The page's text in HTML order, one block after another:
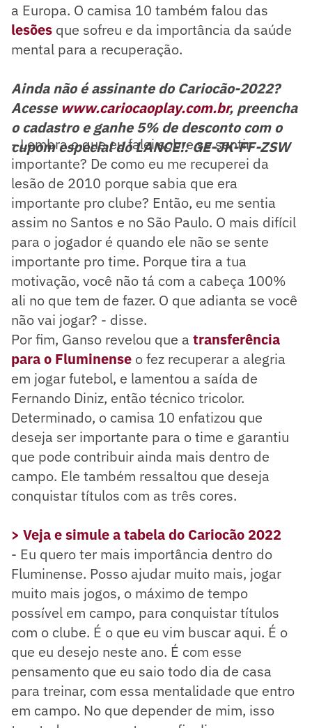
a Europa. O camisa 10 também falou das
lesões que sofreu e da importância da saúde
mental para a recuperação.
Ainda não é assinante do Cariocão-2022?
Acesse www.cariocaoplay.com.br, preencha
o cadastro e ganhe 5% de desconto com o
cupom especial do LANCE!: GE-JK-FF-ZSW
- Lembra o que eu falei sobre se sentir
importante? De como eu me recuperei da
lesão de 2010 porque sabia que era
importante pro clube? Então, eu me sentia
assim no Santos e no São Paulo. O mais difícil
para o jogador é quando ele não se sente
importante pro time. Porque tira a tua
motivação, você não tá com a cabeça 100%
ali no que tem de fazer. O que adianta se você
não vai jogar? - disse.
Por fim, Ganso revelou que a transferência
para o Fluminense o fez recuperar a alegria
em jogar futebol, e lamentou a saída de
Fernando Diniz, então técnico tricolor.
Determinado, o camisa 10 enfatizou que
deseja ser importante para o time e garantiu
que pode contribuir ainda mais dentro de
campo. Ele também ressaltou que deseja
conquistar títulos com as três cores.
> Veja e simule a tabela do Cariocão 2022
- Eu quero ter mais importância dentro do
Fluminense. Posso ajudar muito mais, jogar
muito mais jogos, o máximo de tempo
possível em campo, para conquistar títulos
com o clube. É o que eu vim buscar aqui. É o
que eu desejo neste ano. É com esse
pensamento que eu saio todo dia de casa
para treinar, com essa mentalidade que entro
em campo. No que depender de mim, isso